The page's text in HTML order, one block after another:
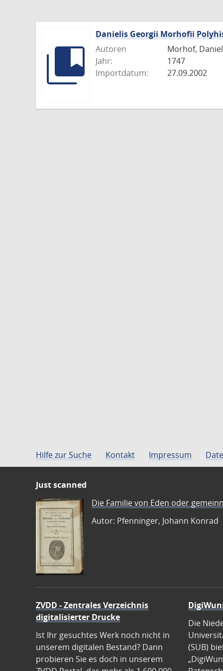
Danielis Georgii Morhofii
Autoren
Morhof,
Jahr:
1747
Importdatum:
27.09.2002
Hilfe zur Suche Kontakt Impressum
Just scanned
Die Familie von Eden oder
Autor: Pfenninger, Johann Konrad
ZVDD - Zentrales Verzeichnis
digitalisierter Drucke
Ist Ihr gesuchtes Werk noch nicht in
unserem digitalen Bestand? Dann
probieren Sie es doch in unserem
Die
(SUB)